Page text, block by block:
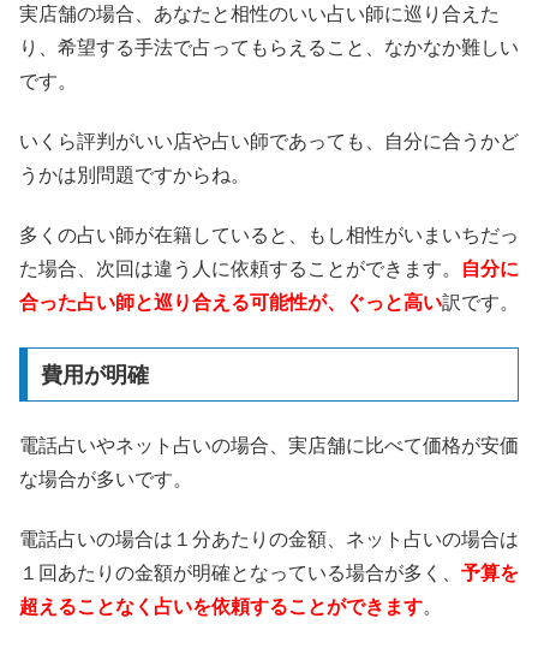
実店舗の場合、あなたと相性のいい占い師に巡り合えた
り、希望する手法で占ってもらえること、なかなか難しい
です。
いくら評判がいい店や占い師であっても、自分に合うかど
うかは別問題ですからね。
多くの占い師が在籍していると、もし相性がいまいちだっ
た場合、次回は違う人に依頼することができます。
自分に
合った占い師と巡り合える可能性が、ぐっと高い訳です。
費用が明確
電話占いやネット占いの場合、実店舗に比べて価格が安価
な場合が多いです。
電話占いの場合は１分あたりの金額、ネット占いの場合は
１回あたりの金額が明確となっている場合が多く、 予算を
超えることなく占いを依頼することができます。